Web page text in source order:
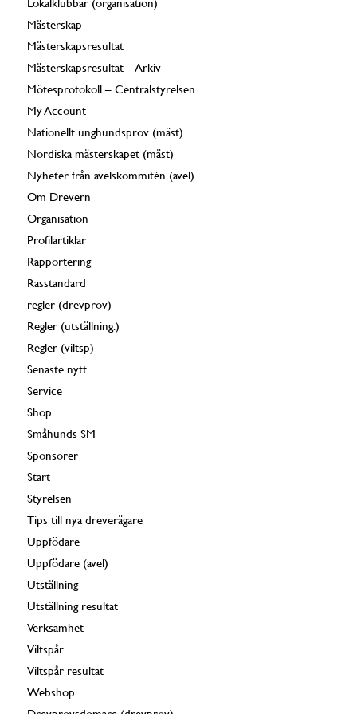
Lokalklubbar (organisation)
Mästerskap
Mästerskapsresultat
Mästerskapsresultat – Arkiv
Mötesprotokoll – Centralstyrelsen
My Account
Nationellt unghundsprov (mäst)
Nordiska mästerskapet (mäst)
Nyheter från avelskommitén (avel)
Om Drevern
Organisation
Profilartiklar
Rapportering
Rasstandard
regler (drevprov)
Regler (utställning.)
Regler (viltsp)
Senaste nytt
Service
Shop
Småhunds SM
Sponsorer
Start
Styrelsen
Tips till nya dreverägare
Uppfödare
Uppfödare (avel)
Utställning
Utställning resultat
Verksamhet
Viltspår
Viltspår resultat
Webshop